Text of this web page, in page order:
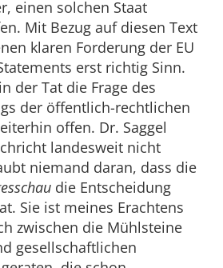
einen solchen Staat
Mit Bezug auf diesen Text
klaren Forderung der EU
erst richtig Sinn.
der Tat die Frage des
der öffentlich-rechtlichen
offen. Dr. Saggel
landesweit nicht
niemand daran, dass die
die Entscheidung
Sie ist meines Erachtens
zwischen die Mühlsteine
gesellschaftlichen